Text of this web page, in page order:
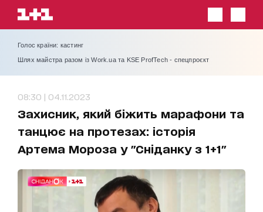
Голос країни: кастинг
Шлях майстра разом із Work.ua та KSE ProfTech - спецпроєкт
08:30 | 04.11.2023
Захисник, який біжить марафони та
танцює на протезах: історія
Артема Мороза у "Сніданку з 1+1"